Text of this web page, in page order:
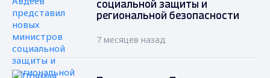
социальной защиты и
региональной безопасности
7 месяцев назад